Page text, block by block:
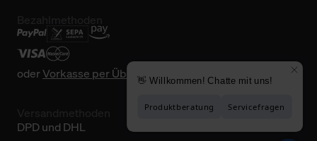
oderVorkasse per Überweisung
DPD und DHL